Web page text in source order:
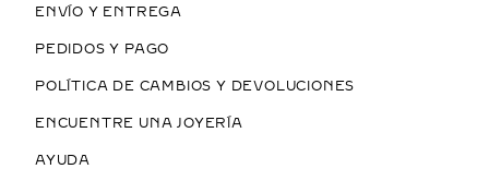
ENVÍO Y ENTREGA
PEDIDOS Y PAGO
POLÍTICA DE CAMBIOS Y DEVOLUCIONES
ENCUENTRE UNA JOYERÍA
AYUDA